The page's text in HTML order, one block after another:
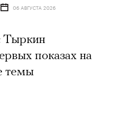
06 АВГУСТА 2026
Тыркин
показах на
темы